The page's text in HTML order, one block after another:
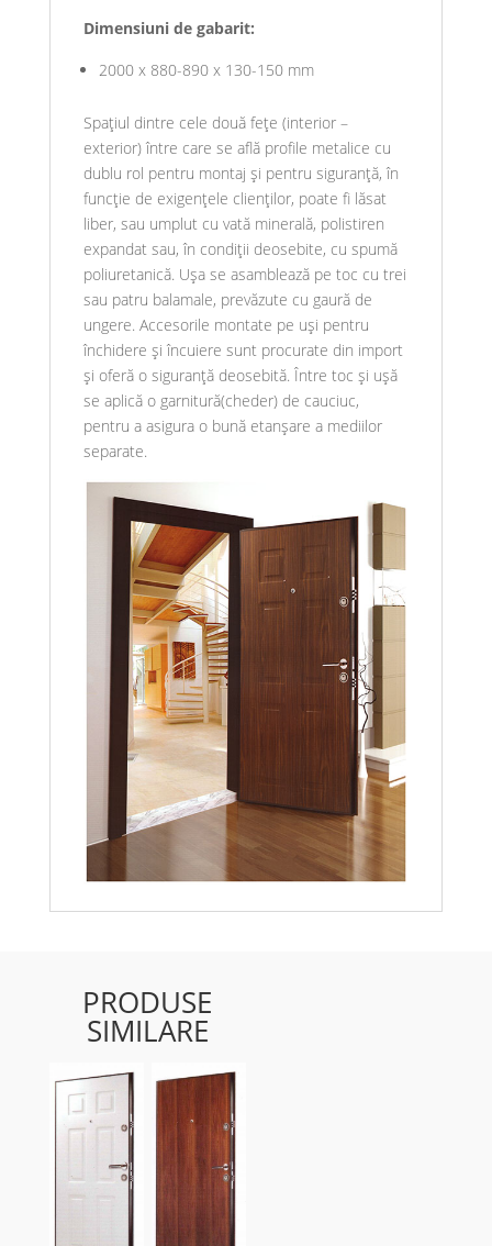
Dimensiuni de gabarit:
2000 x 880-890 x 130-150 mm
Spațiul dintre cele două fețe (interior –
exterior) între care se află profile metalice cu
dublu rol pentru montaj și pentru siguranță, în
funcție de exigențele clienților, poate fi lăsat
liber, sau umplut cu vată minerală, polistiren
expandat sau, în condiții deosebite, cu spumă
poliuretanică. Ușa se asamblează pe toc cu trei
sau patru balamale, prevăzute cu gaură de
ungere. Accesorile montate pe uși pentru
închidere și încuiere sunt procurate din import
și oferă o siguranță deosebită. Între toc și ușă
se aplică o garnitură(cheder) de cauciuc,
pentru a asigura o bună etanșare a mediilor
separate.
PRODUSE
SIMILARE